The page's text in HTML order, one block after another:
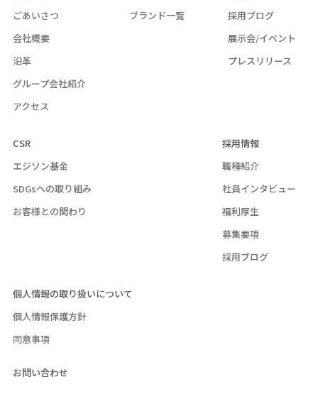
ごあいさつ
会社概要
沿革
グループ会社紹介
アクセス
ブランド一覧
採用ブログ
展示会/イベント
プレスリリース
CSR
エジソン基金
SDGsへの取り組み
お客様との関わり
採用情報
職種紹介
社員インタビュー
福利厚生
募集要項
採用ブログ
個人情報の取り扱いについて
個人情報保護方針
同意事項
お問い合わせ